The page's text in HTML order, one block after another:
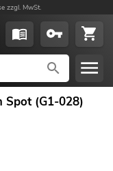
zzgl. MwSt.
Spot (G1-028)